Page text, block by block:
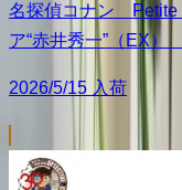
名探偵コナン
ア“赤井秀一”（EX）
2026/5/15 入荷